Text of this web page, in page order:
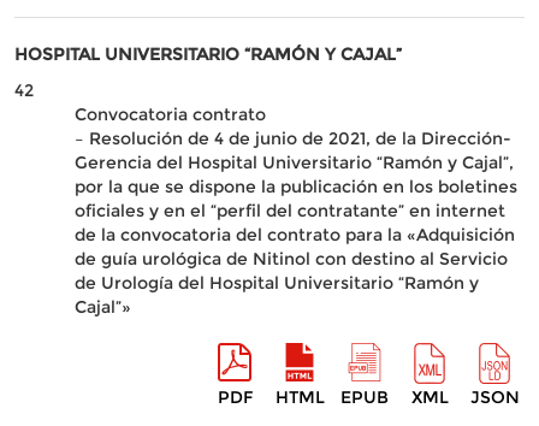
HOSPITAL UNIVERSITARIO “RAMÓN Y CAJAL”
42
Convocatoria contrato
– Resolución de 4 de junio de 2021, de la Dirección-
Gerencia del Hospital Universitario “Ramón y Cajal”,
por la que se dispone la publicación en los boletines
oficiales y en el “perfil del contratante” en internet
de la convocatoria del contrato para la «Adquisición
de guía urológica de Nitinol con destino al Servicio
de Urología del Hospital Universitario “Ramón y
Cajal”»
PDF HTML EPUB XML JSON